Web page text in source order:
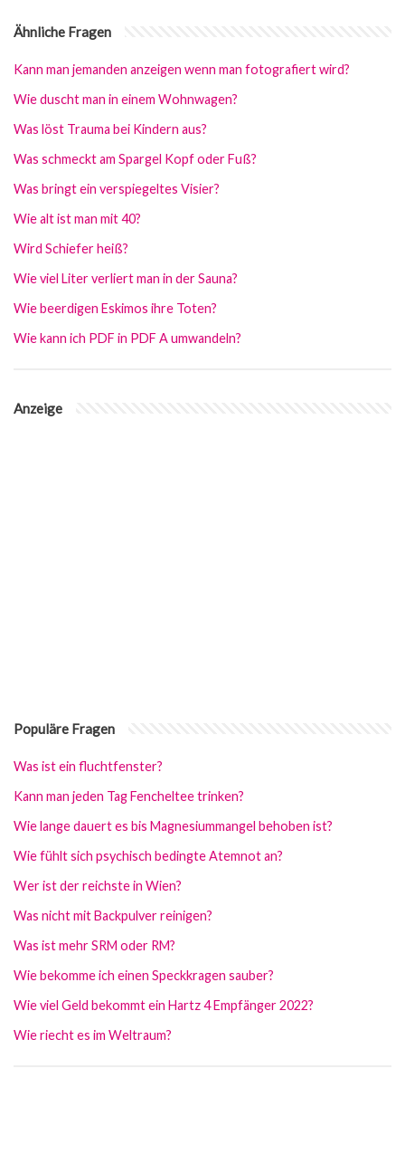
Ähnliche Fragen
Kann man jemanden anzeigen wenn man fotografiert wird?
Wie duscht man in einem Wohnwagen?
Was löst Trauma bei Kindern aus?
Was schmeckt am Spargel Kopf oder Fuß?
Was bringt ein verspiegeltes Visier?
Wie alt ist man mit 40?
Wird Schiefer heiß?
Wie viel Liter verliert man in der Sauna?
Wie beerdigen Eskimos ihre Toten?
Wie kann ich PDF in PDF A umwandeln?
Anzeige
Populäre Fragen
Was ist ein fluchtfenster?
Kann man jeden Tag Fencheltee trinken?
Wie lange dauert es bis Magnesiummangel behoben ist?
Wie fühlt sich psychisch bedingte Atemnot an?
Wer ist der reichste in Wien?
Was nicht mit Backpulver reinigen?
Was ist mehr SRM oder RM?
Wie bekomme ich einen Speckkragen sauber?
Wie viel Geld bekommt ein Hartz 4 Empfänger 2022?
Wie riecht es im Weltraum?